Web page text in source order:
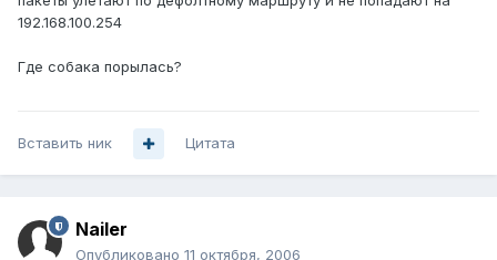
192.168.100.254
Где собака порылась?
Вставить ник Цитата
Nailer
Опубликовано 11 октября, 2006